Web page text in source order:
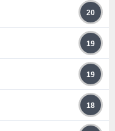
20
19
19
18